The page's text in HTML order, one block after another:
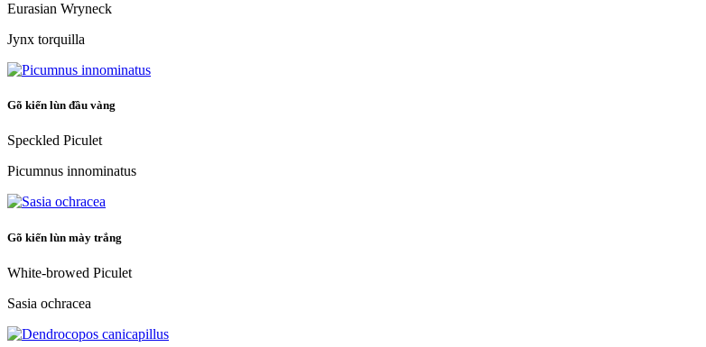
Eurasian Wryneck
Jynx torquilla
Gõ kiến lùn đầu vàng
Speckled Piculet
Picumnus innominatus
Gõ kiến lùn mày trắng
White-browed Piculet
Sasia ochracea